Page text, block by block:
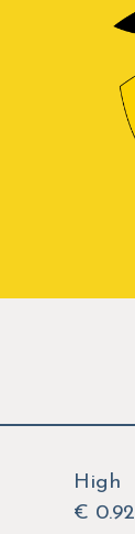
High
€ 0.92